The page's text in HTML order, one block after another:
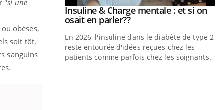
"si une
obèses,
soit tôt,
sanguins
pour
mental ou
de la
ce qui la rend
Youtube
Insuline & Charge mentale : et si on
osait en parler??Youtube
En 2026, l'insuline dans le diabète de type 2
reste entourée d'idées reçues chez les
patients comme parfois chez les soignants.